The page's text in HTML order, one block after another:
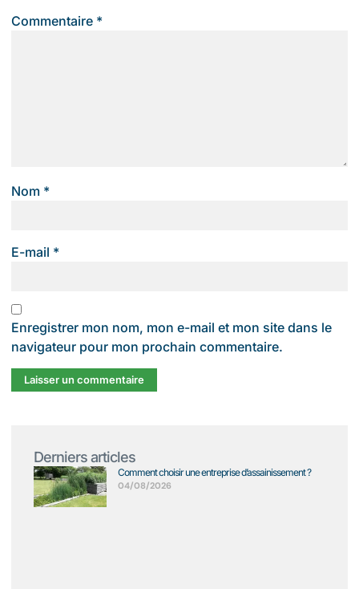
Commentaire *
Nom *
E-mail *
Enregistrer mon nom, mon e-mail et mon site dans le
navigateur pour mon prochain commentaire.
Derniers articles
Comment choisir une entreprise d’assainissement ?
04/08/2026